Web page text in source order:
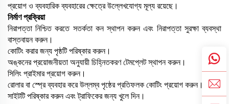
প্রয়োগ ও ব্যবহারিক ব্যবহারের ক্ষেত্রে উল্লেখযোগ্য মূল্য রয়েছে।
নির্মাণ প্রক্রিয়া
নিরাপত্তা নিশ্চিত করতে সতর্কতা কন স্থাপন করুন এবং নিরাপত্তা সুরক্ষা ব্যবস্থা
বাস্তবায়ন করুন।
কোটিং করার জন্য পৃষ্ঠটি পরিষ্কার করুন।
অঙ্কনের প্রয়োজনীয়তা অনুযায়ী চিহ্নিতকরণ টেমপ্লেট স্থাপন করুন।
সিলিং প্রাইমার প্রয়োগ করুন।
রোলার বা স্প্রে ব্যবহার করে উল্লম্ব পৃষ্ঠের প্রতিফলক কোটিং প্রয়োগ করুন।
সাইটটি পরিষ্কার করুন এবং ট্রাফিকের জন্য খুলে দিন।